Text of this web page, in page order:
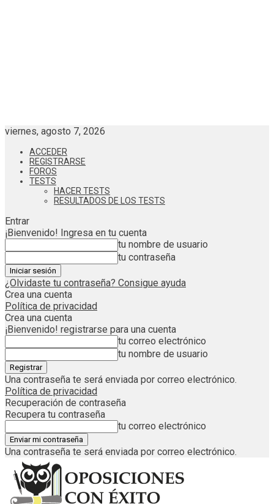
viernes, agosto 7, 2026
ACCEDER
REGISTRARSE
FOROS
TESTS
HACER TESTS
RESULTADOS DE LOS TESTS
Entrar
¡Bienvenido! Ingresa en tu cuenta
tu nombre de usuario
tu contraseña
¿Olvidaste tu contraseña? Consigue ayuda
Crea una cuenta
Política de privacidad
Crea una cuenta
¡Bienvenido! registrarse para una cuenta
tu correo electrónico
tu nombre de usuario
Una contraseña te será enviada por correo electrónico.
Política de privacidad
Recuperación de contraseña
Recupera tu contraseña
tu correo electrónico
Una contraseña te será enviada por correo electrónico.